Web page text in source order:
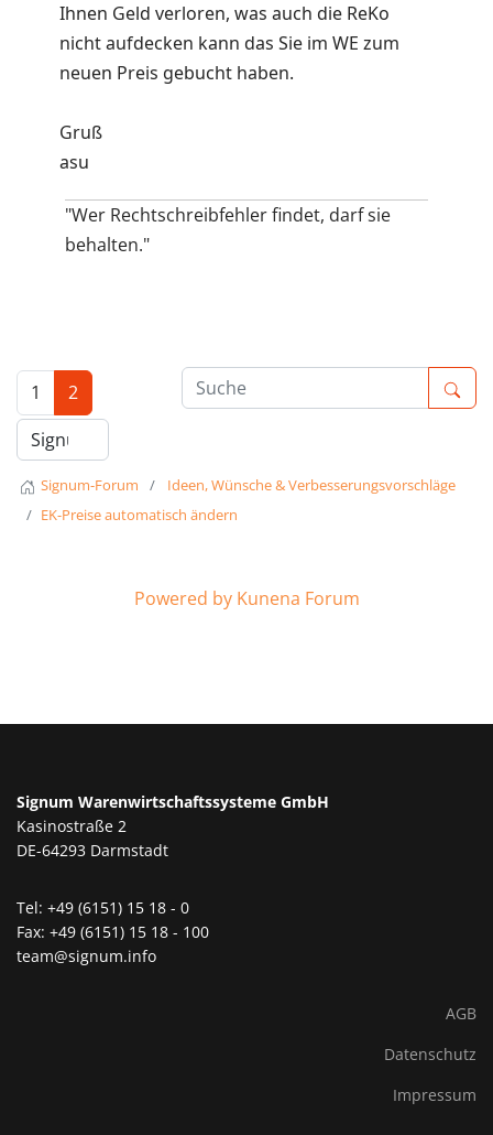
Ihnen Geld verloren, was auch die ReKo
nicht aufdecken kann das Sie im WE zum
neuen Preis gebucht haben.
Gruß
asu
"Wer Rechtschreibfehler findet, darf sie
behalten."
1 2
Signum-Forum
Ideen, Wünsche & Verbesserungsvorschläge
EK-Preise automatisch ändern
Powered by Kunena Forum
Signum Warenwirtschaftssysteme GmbH
Kasinostraße 2
DE-64293 Darmstadt
Tel: +49 (6151) 15 18 - 0
Fax: +49 (6151) 15 18 - 100
team@signum.info
AGB
Datenschutz
Impressum